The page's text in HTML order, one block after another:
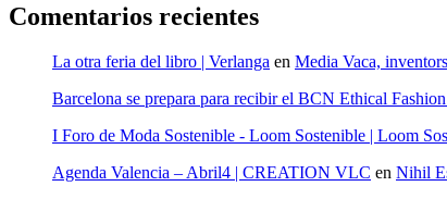
Comentarios recientes
La otra feria del libro | Verlanga en Media Vaca,
Barcelona se prepara para recibir el BCN Ethical
I Foro de Moda Sostenible - Loom Sostenible | Loom
Agenda Valencia – Abril4 | CREATION VLC en Nihil